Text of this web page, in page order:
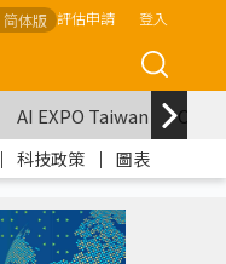
简体版 評估申請 登入
AI EXPO Taiwan
｜ 科技政策 ｜ 圖表